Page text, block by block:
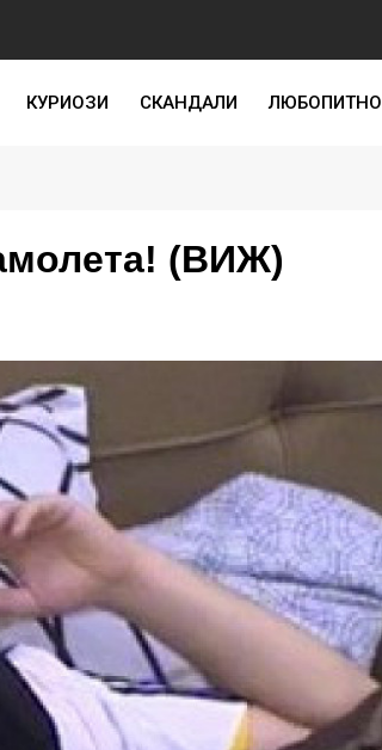
КУРИОЗИ СКАНДАЛИ ЛЮБОПИТНО
(ВИЖ)